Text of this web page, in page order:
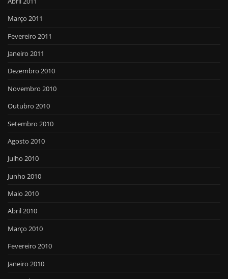
Março 2011
Fevereiro 2011
Janeiro 2011
Dezembro 2010
Novembro 2010
Outubro 2010
Setembro 2010
Agosto 2010
Julho 2010
Junho 2010
Maio 2010
Abril 2010
Março 2010
Fevereiro 2010
Janeiro 2010